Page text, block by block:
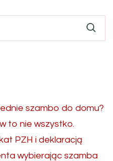
szambo do domu?
to nie wszystko.
PZH i deklaracją
wybierając szamba